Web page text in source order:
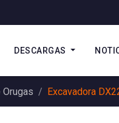
DESCARGAS
Excavadora